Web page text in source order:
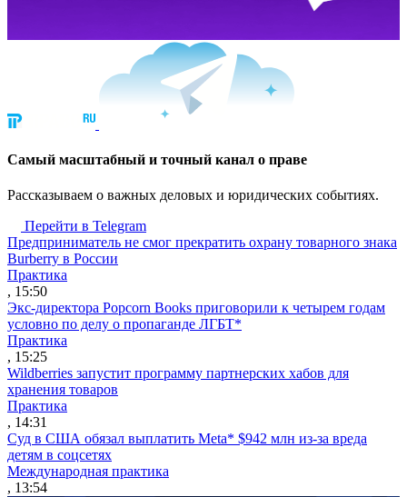
Cамый масштабный и точный канал о праве
Рассказываем о важных деловых и юридических событиях.
Перейти в Telegram
Предприниматель не смог прекратить охрану товарного знака
Burberry в России
Практика
, 15:50
Экс-директора Popcorn Books приговорили к четырем годам
условно по делу о пропаганде ЛГБТ*
Практика
, 15:25
Wildberries запустит программу партнерских хабов для
хранения товаров
Практика
, 14:31
Суд в США обязал выплатить Meta* $942 млн из-за вреда
детям в соцсетях
Международная практика
, 13:54